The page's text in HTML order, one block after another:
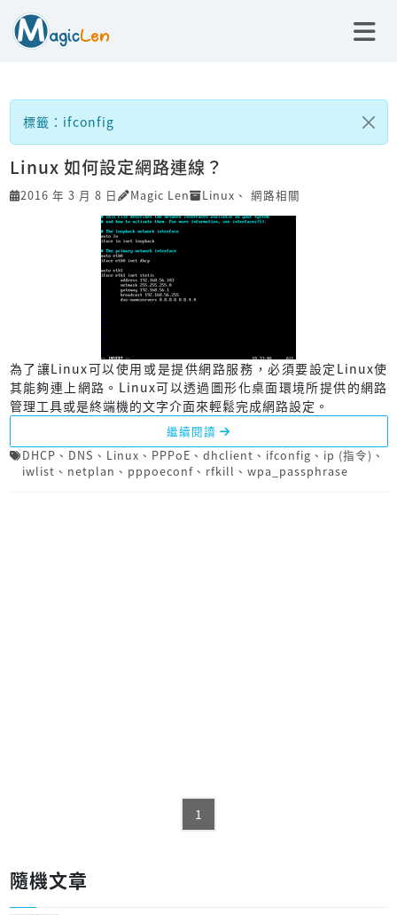
標籤：ifconfig
Linux 如何設定網路連線？
2016 年 3 月 8 日 Magic Len Linux 、 網路相關
為了讓Linux可以使用或是提供網路服務，必須要設定Linux使
其能夠連上網路。Linux可以透過圖形化桌面環境所提供的網路
管理工具或是終端機的文字介面來輕鬆完成網路設定。
繼續閱讀
DHCP 、 DNS 、 Linux 、 PPPoE 、 dhclient 、 ifconfig 、 ip (指令) 、
iwlist 、 netplan 、 pppoeconf、 rfkill 、 wpa_passphrase
1
隨機文章